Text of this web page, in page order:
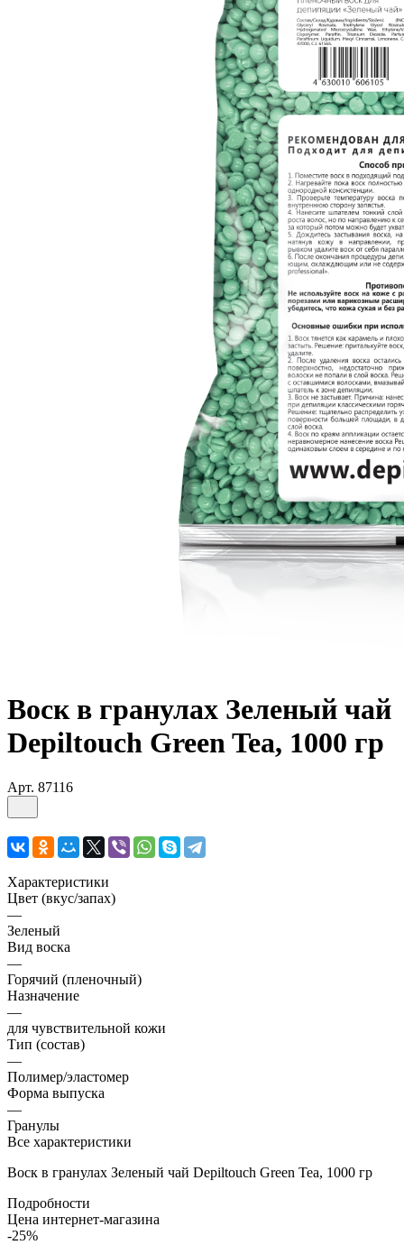
Воск в гранулах Зеленый чай
Depiltouch Green Tea, 1000 гр
Арт. 87116
Характеристики
Цвет (вкус/запах)
—
Зеленый
Вид воска
—
Горячий (пленочный)
Назначение
—
для чувствительной кожи
Тип (состав)
—
Полимер/эластомер
Форма выпуска
—
Гранулы
Все характеристики
Воск в гранулах Зеленый чай Depiltouch Green Tea, 1000 гр
Подробности
Цена интернет-магазина
-25%